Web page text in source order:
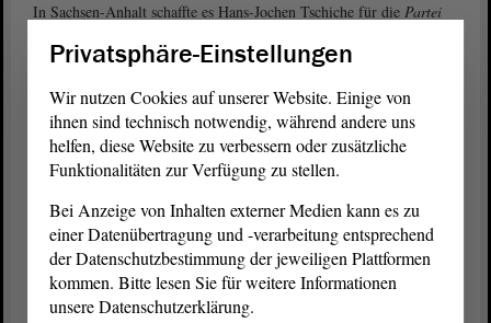
In Sachsen-Anhalt schaffte es Hans-Jochen Tschiche für die Partei
und war die folgenden acht Jahre lang deren Fraktionsvorsitzender.
Vorsitzender des Petitionsausschusses. In der zweiten
Legislaturperiodebekleidete Tschiche das Amt des
Alterspräsidenten des Landtags.
als ein Vater des von 1994 bis 1998 bestehenden Magdeburger
Modells. Tschiche war Ehrenvorsitzender des Landesverbandes
Sachsen-Anhalt der Grünen und Vorsitzender des Vereins
„Miteinander – Netzwerk für Demokratieund Weltoffenheit in
Sachsen-Anhalt e. V.“. Zudem saß er für die Grünen im Kreistag
Privatsphäre-Einstellungen
Wir nutzen Cookies auf unserer Website. Einige von
ihnen sind technisch notwendig, während andere uns
helfen, diese Website zu verbessern oder zusätzliche
Funktionalitäten zur Verfügung zu stellen.
Bei Anzeige von Inhalten externer Medien kann es zu
einer Datenübertragung und -verarbeitung entsprechend
der Datenschutzbestimmung der jeweiligen Plattformen
kommen. Bitte lesen Sie für weitere Informationen
unsere Datenschutzerklärung.